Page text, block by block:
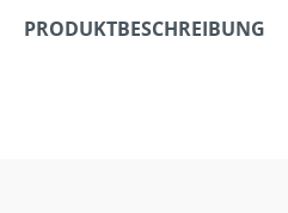
PRODUKTBESCHREIBUNG